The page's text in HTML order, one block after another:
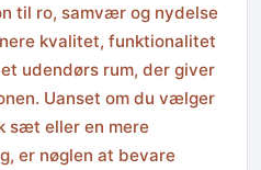
til ro, samvær og nydelse
kvalitet, funktionalitet
udendørs rum, der giver
Uanset om du vælger
sæt eller en mere
er nøglen at bevare